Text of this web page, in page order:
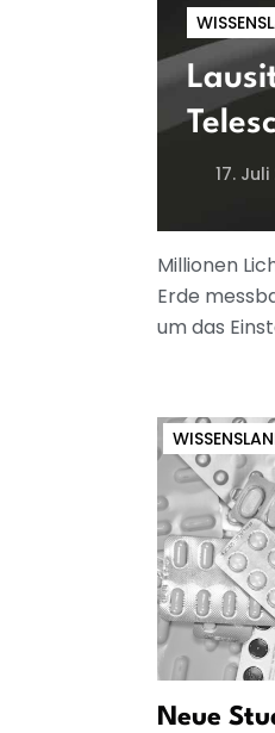
17.
Millionen
Erde
um das
Neue